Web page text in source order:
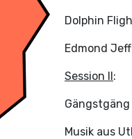
Dolphin
Edmond
Session II:
Gängstgäng
Musik aus